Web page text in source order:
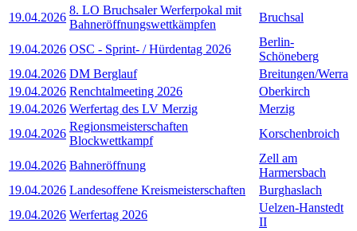
19.04.2026
8. LO Bruchsaler Werferpokal mit
Bahneröffnungswettkämpfen
Bruchsal
19.04.2026 OSC - Sprint- / Hürdentag 2026
Berlin-
Schöneberg
19.04.2026 DM Berglauf
Breitungen/Werra
19.04.2026 Renchtalmeeting 2026
Oberkirch
19.04.2026 Werfertag des LV Merzig
Merzig
19.04.2026
Regionsmeisterschaften
Blockwettkampf
Korschenbroich
19.04.2026 Bahneröffnung
Zell am
Harmersbach
19.04.2026 Landesoffene Kreismeisterschaften
Burghaslach
19.04.2026 Werfertag 2026
Uelzen-Hanstedt
II